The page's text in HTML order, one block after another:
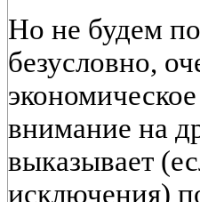
Но не будем
безусловно,
внимание на
выказывает
исключения)